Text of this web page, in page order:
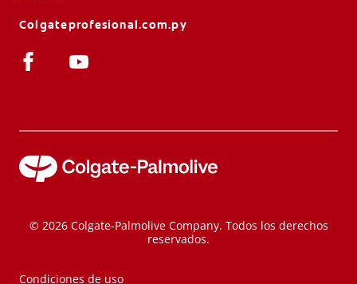
Colgateprofesional.com.py
© 2026 Colgate-Palmolive Company. Todos los derechos
reservados.
Condiciones de uso